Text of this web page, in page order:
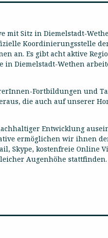
mit Sitz in Diemelstadt-
Koordinierungsstelle
an. Es gibt acht aktive
in Diemelstadt-Wethen
Fortbildungen und
die auch auf unserer
Entwicklung
ermöglichen wir ihnen
Skype, kostenfreie Online
Augenhöhe stattfinden.